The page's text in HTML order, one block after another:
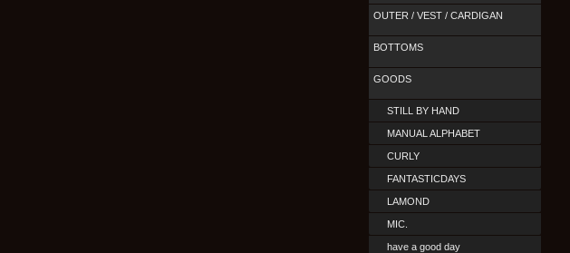
OUTER / VEST / CARDIGAN
BOTTOMS
GOODS
STILL BY HAND
MANUAL ALPHABET
CURLY
FANTASTICDAYS
LAMOND
MIC.
have a good day